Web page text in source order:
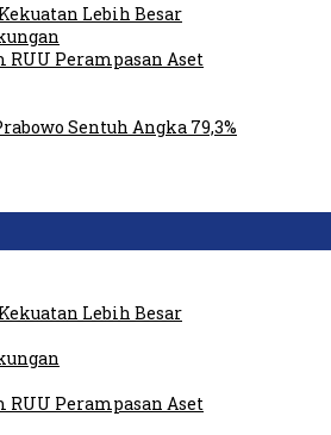
Lebih Besar
Perampasan Aset
Sentuh Angka 79,3%
Lebih Besar
Perampasan Aset